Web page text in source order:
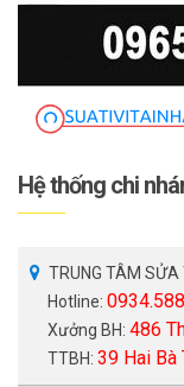
Hệ thống chi
TRUNG TÂM SỬA
Hotline:
Xưởng BH: 486
TTBH: 39 Hai Bà